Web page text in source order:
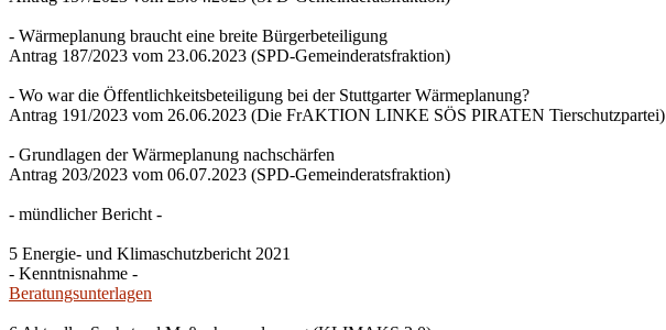
- Wärmeplanung braucht eine breite Bürgerbeteiligung
Antrag 187/2023 vom 23.06.2023 (SPD-Gemeinderatsfraktion)
- Wo war die Öffentlichkeitsbeteiligung bei der Stuttgarter Wärmeplanung?
Antrag 191/2023 vom 26.06.2023 (Die FrAKTION LINKE SÖS PIRATEN Tierschutzpartei)
- Grundlagen der Wärmeplanung nachschärfen
Antrag 203/2023 vom 06.07.2023 (SPD-Gemeinderatsfraktion)
- mündlicher Bericht -
5 Energie- und Klimaschutzbericht 2021
- Kenntnisnahme -
Beratungsunterlagen